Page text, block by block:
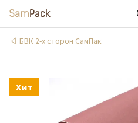
БВК 2-х сторон СамПак
Хит